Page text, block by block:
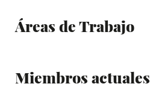
Áreas de Trabajo
Miembros actuales